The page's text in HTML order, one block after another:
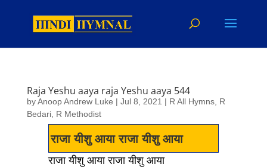
Raja Yeshu aaya raja Yeshu aaya 544
byAnoop Andrew Luke | Jul 8, 2021 | R All Hymns, R
Bedari, R Methodist
राजा यीशु आया राजा यीशु आया
राजा यीशु आया राजा यीशु आया